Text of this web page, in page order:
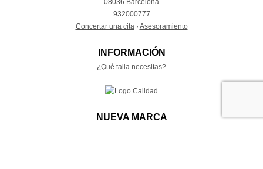
932000777
Concertar una cita · Asesoramiento
INFORMACIÓN
¿Qué talla necesitas?
NUEVA MARCA